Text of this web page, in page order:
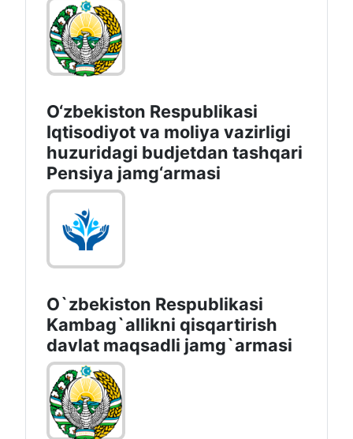
O‘zbekiston Respublikasi
Iqtisodiyot va moliya vazirligi
huzuridagi budjetdan tashqari
Pensiya jamg‘armasi
O`zbekiston Respublikasi
Kambag`allikni qisqartirish
davlat maqsadli jamg`armasi